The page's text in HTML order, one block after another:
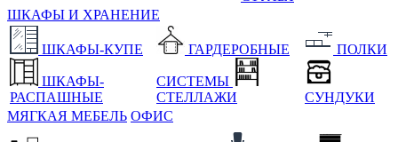
ШКАФЫ И ХРАНЕНИЕ
ШКАФЫ-КУПЕ
ШКАФЫ-
РАСПАШНЫЕ
ГАРДЕРОБНЫЕ
СИСТЕМЫ
СТЕЛЛАЖИ
ПОЛКИ
СУНДУКИ
МЯГКАЯ МЕБЕЛЬ ОФИС